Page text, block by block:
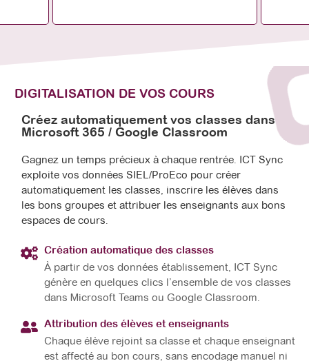
DIGITALISATION DE VOS COURS
Créez automatiquement vos classes dans
Microsoft 365 / Google Classroom
Gagnez un temps précieux à chaque rentrée. ICT Sync
exploite vos données SIEL/ProEco pour créer
automatiquement les classes, inscrire les élèves dans
les bons groupes et attribuer les enseignants aux bons
espaces de cours.
Création automatique des classes
À partir de vos données établissement, ICT Sync
génère en quelques clics l’ensemble de vos classes
dans Microsoft Teams ou Google Classroom.
Attribution des élèves et enseignants
Chaque élève rejoint sa classe et chaque enseignant
est affecté au bon cours, sans encodage manuel ni